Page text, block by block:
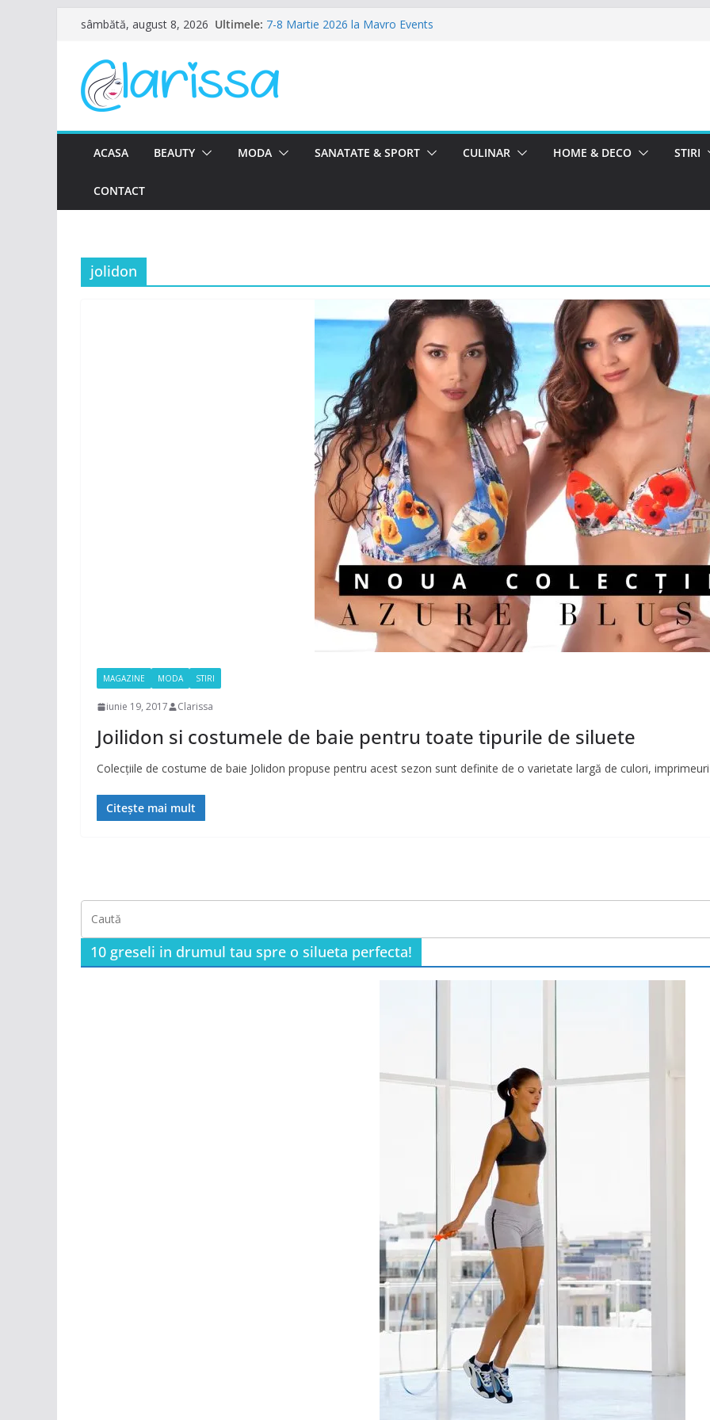
conținut
sâmbătă, august 8, 2026 Ultimele: 7-8 Martie 2026 la Mavro Events
Ziua Femeii se sarbatoreste La Teatru. La Calinescu!
Petrecere de Ziua Femeii la La Nasu
ACASA BEAUTY MODA SANATATE & SPORT CULINAR HOME & DECO STIRI
CONTACT
jolidon
MAGAZINE MODA STIRI
iunie 19, 2017 Clarissa
Joilidon si costumele de baie pentru toate tipurile de siluete
Colecțiile de costume de baie Jolidon propuse pentru acest sezon sunt definite de o varietate largă de culori,
Citește mai mult
10 greseli in drumul tau spre o silueta perfecta!